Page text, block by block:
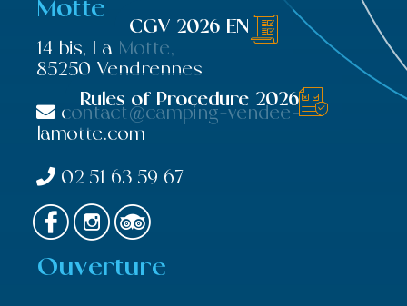
CGV 2026 EN
Rules of Procedure 2026
Motte
14 bis, La Motte,
85250 Vendrennes
contact@camping-vendee-
lamotte.com
02 51 63 59 67
Ouverture